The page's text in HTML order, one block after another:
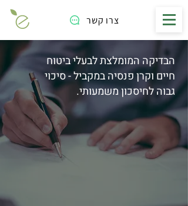
צרו קשר
הבדיקה המומלצת לבעלי ביטוח
חיים וקרן פנסיה במקביל - סיכוי
גבוה לחיסכון משמעותי.